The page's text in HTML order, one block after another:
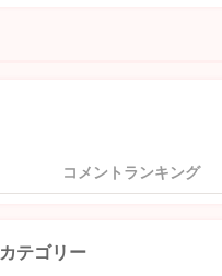
コメントランキング
カテゴリー